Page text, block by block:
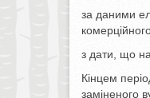
за даними
з дати, що
Кінцем
заміненого